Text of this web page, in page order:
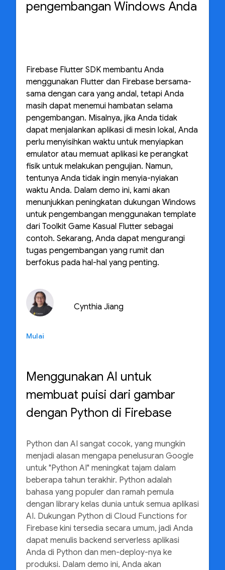
pengembangan Windows Anda
Firebase Flutter SDK membantu Anda
menggunakan Flutter dan Firebase bersama-
sama dengan cara yang andal, tetapi Anda
masih dapat menemui hambatan selama
pengembangan. Misalnya, jika Anda tidak
dapat menjalankan aplikasi di mesin lokal, Anda
perlu menyisihkan waktu untuk menyiapkan
emulator atau memuat aplikasi ke perangkat
fisik untuk melakukan pengujian. Namun,
tentunya Anda tidak ingin menyia-nyiakan
waktu Anda. Dalam demo ini, kami akan
menunjukkan peningkatan dukungan Windows
untuk pengembangan menggunakan template
dari Toolkit Game Kasual Flutter sebagai
contoh. Sekarang, Anda dapat mengurangi
tugas pengembangan yang rumit dan
berfokus pada hal-hal yang penting.
Cynthia Jiang
Mulai
Menggunakan AI untuk
membuat puisi dari gambar
dengan Python di Firebase
Python dan AI sangat cocok, yang mungkin
menjadi alasan mengapa penelusuran Google
untuk "Python AI" meningkat tajam dalam
beberapa tahun terakhir. Python adalah
bahasa yang populer dan ramah pemula
dengan library kelas dunia untuk semua aplikasi
AI. Dukungan Python di Cloud Functions for
Firebase kini tersedia secara umum, jadi Anda
dapat menulis backend serverless aplikasi
Anda di Python dan men-deploy-nya ke
produksi. Dalam demo ini, Anda akan